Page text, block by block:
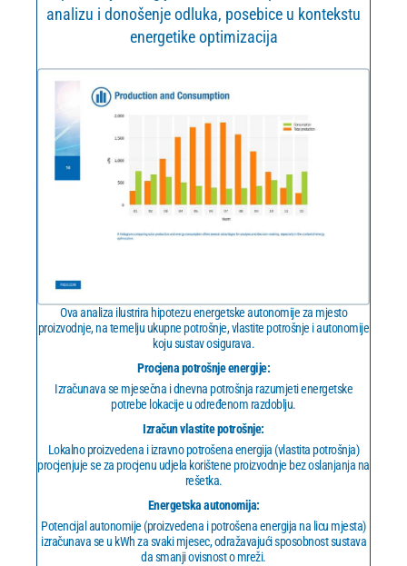
analizu i donošenje odluka, posebice u kontekstu
energetike optimizacija
Ova analiza ilustrira hipotezu energetske autonomije za mjesto
proizvodnje, na temelju ukupne potrošnje, vlastite potrošnje i autonomije
koju sustav osigurava.
Procjena potrošnje energije:
Izračunava se mjesečna i dnevna potrošnja razumjeti energetske
potrebe lokacije u određenom razdoblju.
Izračun vlastite potrošnje:
Lokalno proizvedena i izravno potrošena energija (vlastita potrošnja)
procjenjuje se za procjenu udjela korištene proizvodnje bez oslanjanja na
rešetka.
Energetska autonomija:
Potencijal autonomije (proizvedena i potrošena energija na licu mjesta)
izračunava se u kWh za svaki mjesec, odražavajući sposobnost sustava
da smanji ovisnost o mreži.